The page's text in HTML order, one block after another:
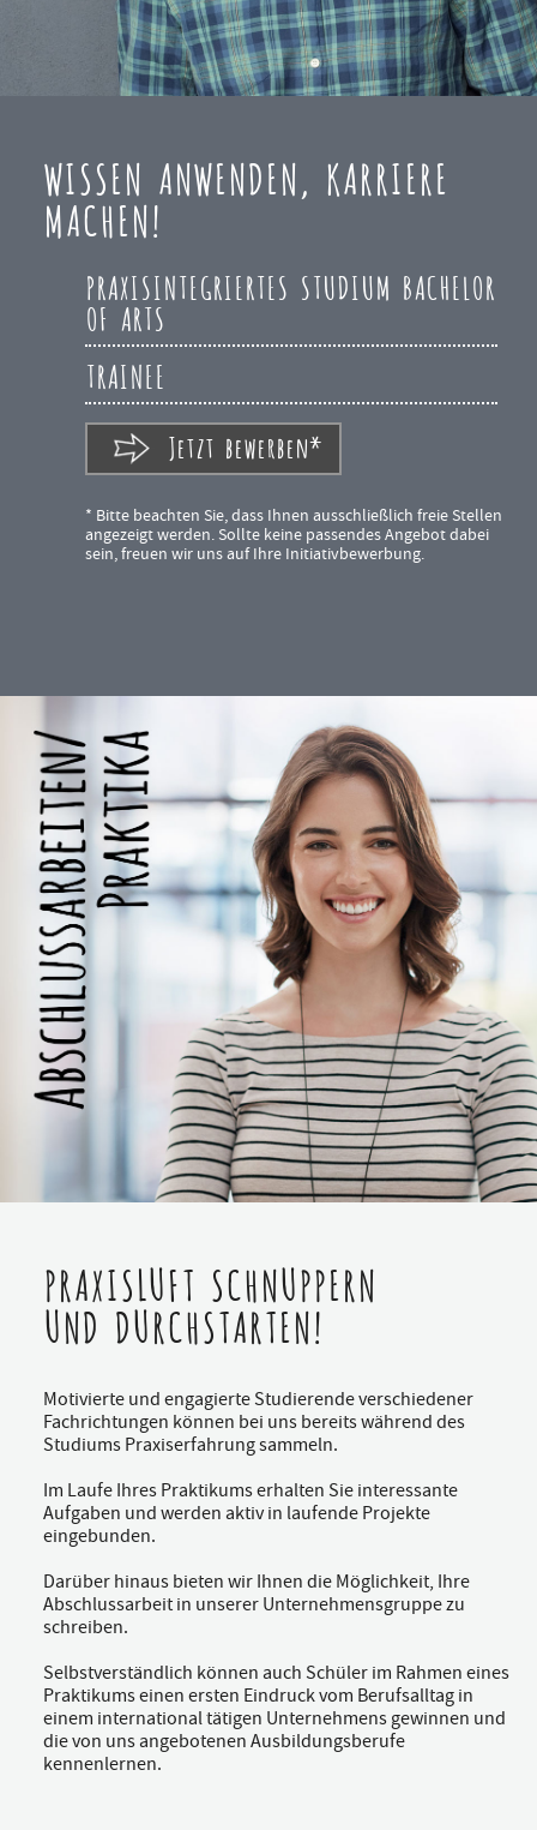
WISSEN ANWENDEN, KARRIERE
MACHEN!
PRAXISINTEGRIERTES STUDIUM BACHELOR
OF ARTS
TRAINEE
Jetzt bewerben*
* Bitte beachten Sie, dass Ihnen ausschließlich freie Stellen
angezeigt werden. Sollte keine passendes Angebot dabei
sein, freuen wir uns auf Ihre Initiativbewerbung.
PRAXISLUFT SCHNUPPERN
UND DURCHSTARTEN!
Motivierte und engagierte Studierende verschiedener
Fachrichtungen können bei uns bereits während des
Studiums Praxiserfahrung sammeln.
Im Laufe Ihres Praktikums erhalten Sie interessante
Aufgaben und werden aktiv in laufende Projekte
eingebunden.
Darüber hinaus bieten wir Ihnen die Möglichkeit, Ihre
Abschlussarbeit in unserer Unternehmensgruppe zu
schreiben.
Selbstverständlich können auch Schüler im Rahmen eines
Praktikums einen ersten Eindruck vom Berufsalltag in
einem international tätigen Unternehmens gewinnen und
die von uns angebotenen Ausbildungsberufe
kennenlernen.